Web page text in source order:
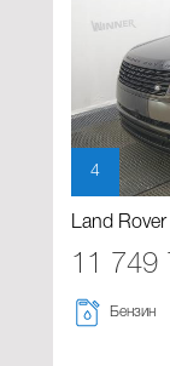
4
Land
11 749
Бензин